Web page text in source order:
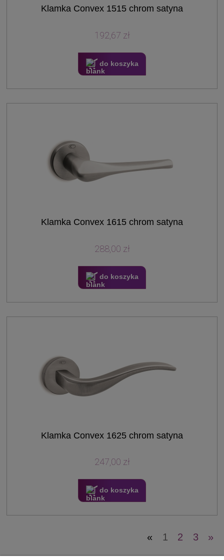
Klamka Convex 1515 chrom satyna
192,67 zł
do koszyka
Klamka Convex 1615 chrom satyna
288,00 zł
do koszyka
Klamka Convex 1625 chrom satyna
247,00 zł
do koszyka
« 1 2 3 »